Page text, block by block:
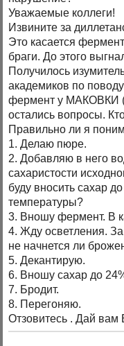
Уважаемые коллеги!
Извините за
Это касается
браги. До этого
Получилось
академиков по
фермент у МАКОВКИ (
остались вопросы.
Правильно ли я
1. Делаю пюре.
2. Добавляю в него
сахаристости
буду вносить сахар
температуры?
3. Вношу фермент. В
4. Жду осветления.
не начнется ли
5. Декантирую.
6. Вношу сахар до
7. Бродит.
8. Перегоняю.
Отзовитесь . Дай вам